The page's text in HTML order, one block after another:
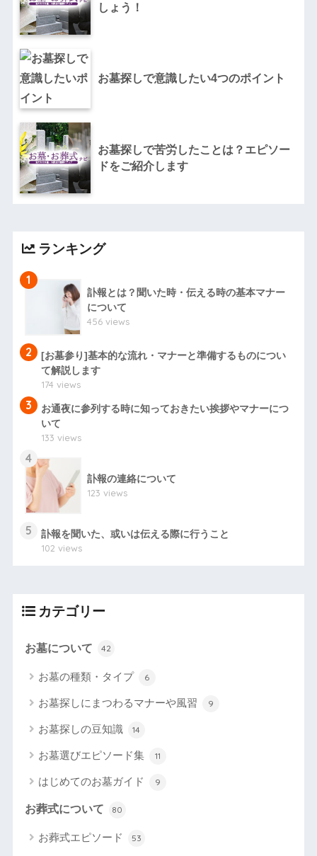
しょう！
お墓探しで意識したい4つのポイント
お墓探しで苦労したことは？エピソー
ドをご紹介します
ランキング
1
訃報とは？聞いた時・伝える時の基本マナー
について
456 views
2
[お墓参り]基本的な流れ・マナーと準備するものについ
て解説します
174 views
3
お通夜に参列する時に知っておきたい挨拶やマナーにつ
いて
133 views
4
訃報の連絡について
123 views
5
訃報を聞いた、或いは伝える際に行うこと
102 views
カテゴリー
お墓について 42
お墓の種類・タイプ 6
お墓探しにまつわるマナーや風習 9
お墓探しの豆知識 14
お墓選びエピソード集 11
はじめてのお墓ガイド 9
お葬式について 80
お葬式エピソード 53